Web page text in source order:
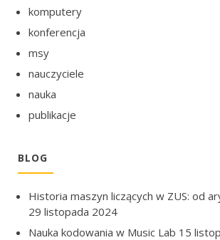
komputery
konferencja
msy
nauczyciele
nauka
publikacje
BLOG
Historia maszyn liczących w ZUS: od
29 listopada 2024
Nauka kodowania w Music Lab 15